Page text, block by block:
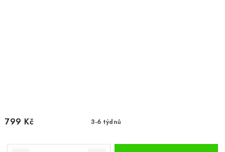
3-6 týdnů
799 Kč